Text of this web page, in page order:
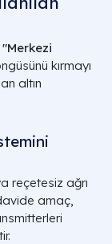
"Merkezi
kırmayı
altın
reçetesiz ağrı
amaç,